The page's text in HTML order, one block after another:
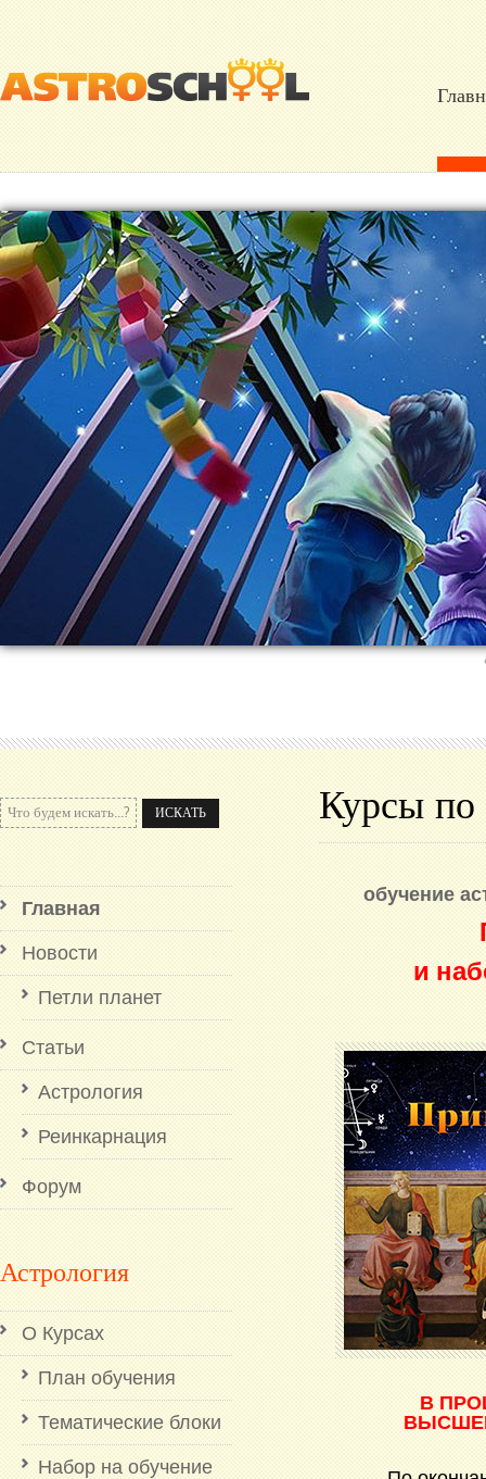
Курсы
обучение
и
В
Главная
Новости
Петли планет
Статьи
Астрология
Реинкарнация
Форум
Астрология
О Курсах
План обучения
Тематические блоки
Набор на обучение